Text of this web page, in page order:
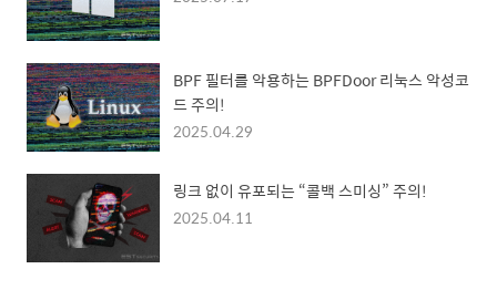
BPF 필터를 악용하는 BPFDoor 리눅스 악성코
드 주의!
2025.04.29
링크 없이 유포되는 “콜백 스미싱” 주의!
2025.04.11